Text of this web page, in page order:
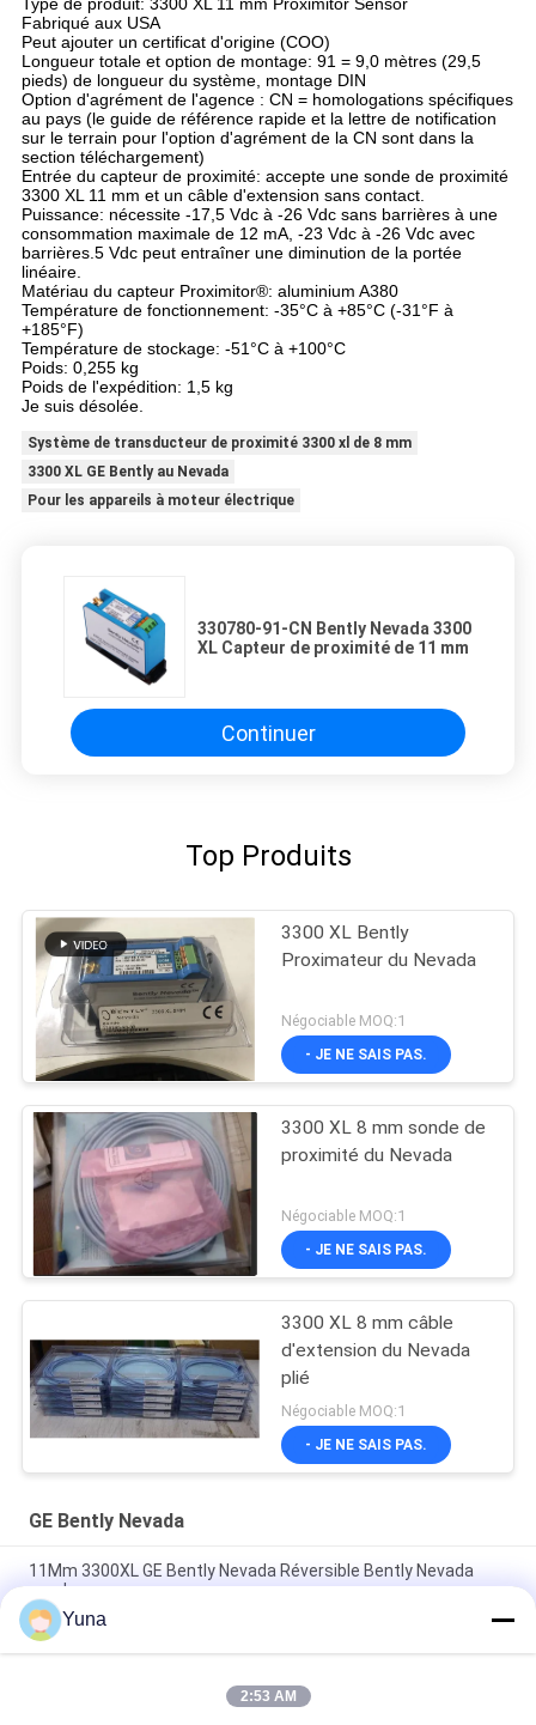
Type de produit: 3300 XL 11 mm Proximitor Sensor
Fabriqué aux USA
Peut ajouter un certificat d'origine (COO)
Longueur totale et option de montage: 91 = 9,0 mètres (29,5
pieds) de longueur du système, montage DIN
Option d'agrément de l'agence : CN = homologations spécifiques
au pays (le guide de référence rapide et la lettre de notification
sur le terrain pour l'option d'agrément de la CN sont dans la
section téléchargement)
Entrée du capteur de proximité: accepte une sonde de proximité
3300 XL 11 mm et un câble d'extension sans contact.
Puissance: nécessite -17,5 Vdc à -26 Vdc sans barrières à une
consommation maximale de 12 mA, -23 Vdc à -26 Vdc avec
barrières.5 Vdc peut entraîner une diminution de la portée
linéaire.
Matériau du capteur Proximitor®: aluminium A380
Température de fonctionnement: -35°C à +85°C (-31°F à
+185°F)
Température de stockage: -51°C à +100°C
Poids: 0,255 kg
Poids de l'expédition: 1,5 kg
Je suis désolée.
Système de transducteur de proximité 3300 xl de 8 mm
3300 XL GE Bently au Nevada
Pour les appareils à moteur électrique
330780-91-CN Bently Nevada 3300
XL Capteur de proximité de 11 mm
Continuer
Top Produits
3300 XL Bently
Proximateur du Nevada
Négociable MOQ:1
- JE NE SAIS PAS.
3300 XL 8 mm sonde de
proximité du Nevada
Négociable MOQ:1
- JE NE SAIS PAS.
3300 XL 8 mm câble
d'extension du Nevada
plié
Négociable MOQ:1
- JE NE SAIS PAS.
GE Bently Nevada
11Mm 3300XL GE Bently Nevada Réversible Bently Nevada
sonde
50 mm 3300XL Bently Nevada Proximité sonde 330709-000-
050-10-02-00
8.0 Mètre 3300 XL 11Mm GE Bently Nevada Vibration Probe
Yuna
2:53 AM